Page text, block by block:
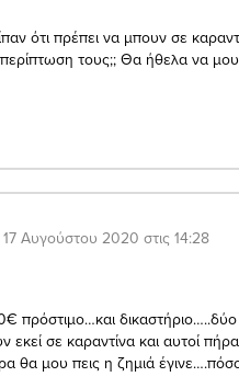
ότι πρέπει να μπουν σε
περίπτωση τους;; Θα ήθελα να
17 Αυγούστου 2020 στις 14:28
πρόστιμο…και
εκεί σε καραντίνα και αυτοί
θα μου πεις η ζημιά